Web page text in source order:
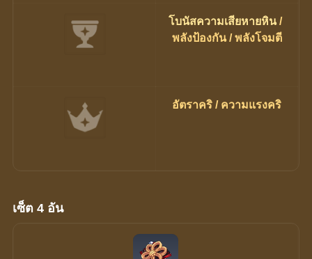
โบนัสความเสียหายหิน /
พลังป้องกัน / พลังโจมตี
อัตราคริ / ความแรงคริ
เซ็ต 4 อัน